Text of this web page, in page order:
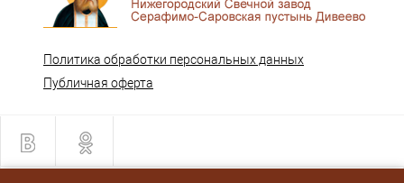
Политика обработки персональных данных
Публичная оферта